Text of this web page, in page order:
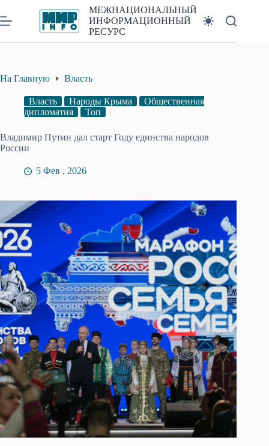
к
сути
МЕЖНАЦИОНАЛЬНЫЙ
ИНФОРМАЦИОННЫЙ
РЕСУРС
На Главную Власть
Власть Народы Крыма
Общественная
дипломатия
Топ
Владимир Путин дал старт Году единства народов
России
5 Фев , 2026